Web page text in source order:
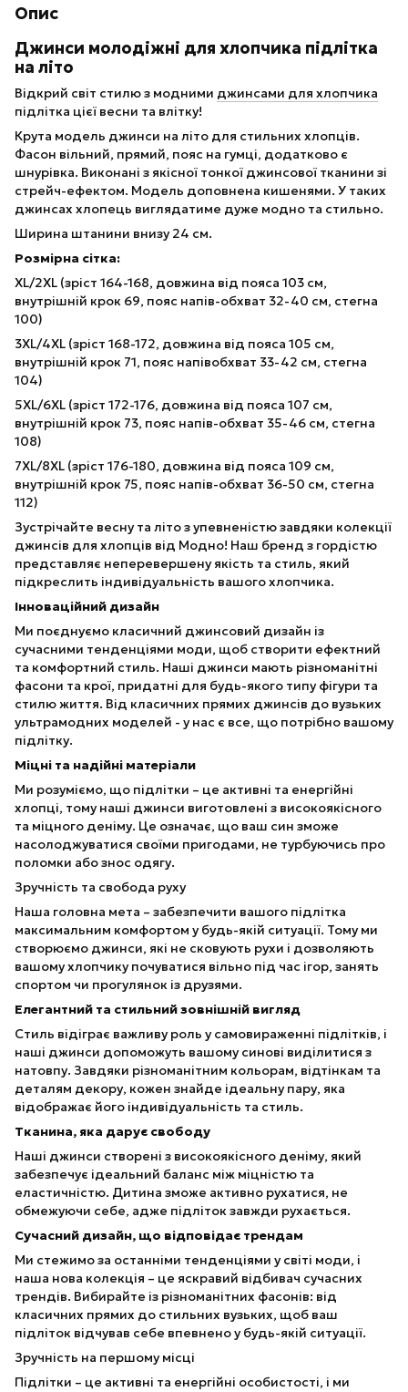
Опис
Джинси молодіжні для хлопчика підлітка
на літо
Відкрий світ стилю з модними джинсами для хлопчика
підлітка цієї весни та влітку!
Крута модель джинси на літо для стильних хлопців.
Фасон вільний, прямий, пояс на гумці, додатково є
шнурівка. Виконані з якісної тонкої джинсової тканини зі
стрейч-ефектом. Модель доповнена кишенями. У таких
джинсах хлопець виглядатиме дуже модно та стильно.
Ширина штанини внизу 24 см.
Розмірна сітка:
XL/2XL (зріст 164-168, довжина від пояса 103 см,
внутрішній крок 69, пояс напів-обхват 32-40 см, стегна
100)
3XL/4XL (зріст 168-172, довжина від пояса 105 см,
внутрішній крок 71, пояс напівобхват 33-42 см, стегна
104)
5XL/6XL (зріст 172-176, довжина від пояса 107 см,
внутрішній крок 73, пояс напів-обхват 35-46 см, стегна
108)
7XL/8XL (зріст 176-180, довжина від пояса 109 см,
внутрішній крок 75, пояс напів-обхват 36-50 см, стегна
112)
Зустрічайте весну та літо з упевненістю завдяки колекції
джинсів для хлопців від Модно! Наш бренд з гордістю
представляє неперевершену якість та стиль, який
підкреслить індивідуальність вашого хлопчика.
Інноваційний дизайн
Ми поєднуємо класичний джинсовий дизайн із
сучасними тенденціями моди, щоб створити ефектний
та комфортний стиль. Наші джинси мають різноманітні
фасони та крої, придатні для будь-якого типу фігури та
стилю життя. Від класичних прямих джинсів до вузьких
ультрамодних моделей - у нас є все, що потрібно вашому
підлітку.
Міцні та надійні матеріали
Ми розуміємо, що підлітки – це активні та енергійні
хлопці, тому наші джинси виготовлені з високоякісного
та міцного деніму. Це означає, що ваш син зможе
насолоджуватися своїми пригодами, не турбуючись про
поломки або знос одягу.
Зручність та свобода руху
Наша головна мета – забезпечити вашого підлітка
максимальним комфортом у будь-якій ситуації. Тому ми
створюємо джинси, які не сковують рухи і дозволяють
вашому хлопчику почуватися вільно під час ігор, занять
спортом чи прогулянок із друзями.
Елегантний та стильний зовнішній вигляд
Стиль відіграє важливу роль у самовираженні підлітків, і
наші джинси допоможуть вашому синові виділитися з
натовпу. Завдяки різноманітним кольорам, відтінкам та
деталям декору, кожен знайде ідеальну пару, яка
відображає його індивідуальність та стиль.
Тканина, яка дарує свободу
Наші джинси створені з високоякісного деніму, який
забезпечує ідеальний баланс між міцністю та
еластичністю. Дитина зможе активно рухатися, не
обмежуючи себе, адже підліток завжди рухається.
Сучасний дизайн, що відповідає трендам
Ми стежимо за останніми тенденціями у світі моди, і
наша нова колекція – це яскравий відбивач сучасних
трендів. Вибирайте із різноманітних фасонів: від
класичних прямих до стильних вузьких, щоб ваш
підліток відчував себе впевнено у будь-якій ситуації.
Зручність на першому місці
Підлітки – це активні та енергійні особистості, і ми